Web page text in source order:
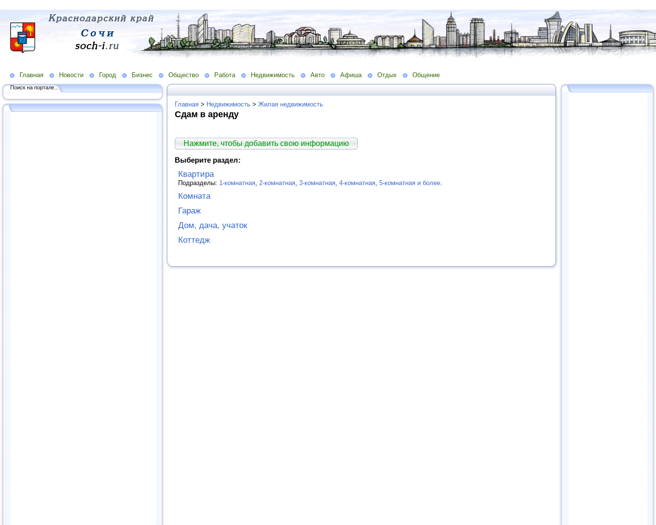
Главная Новости Город Бизнес Общество Работа Недвижимость Авто Афиша Отдых Общение
Поиск на портале...
Главная > Недвижимость > Жилая недвижимость
Сдам в аренду
Нажмите, чтобы добавить свою информацию
Выберите раздел:
Квартира
Подразделы: 1-комнатная, 2-комнатная, 3-комнатная, 4-комнатная, 5-комнатная и более.
Комната
Гараж
Дом, дача, учаток
Коттедж